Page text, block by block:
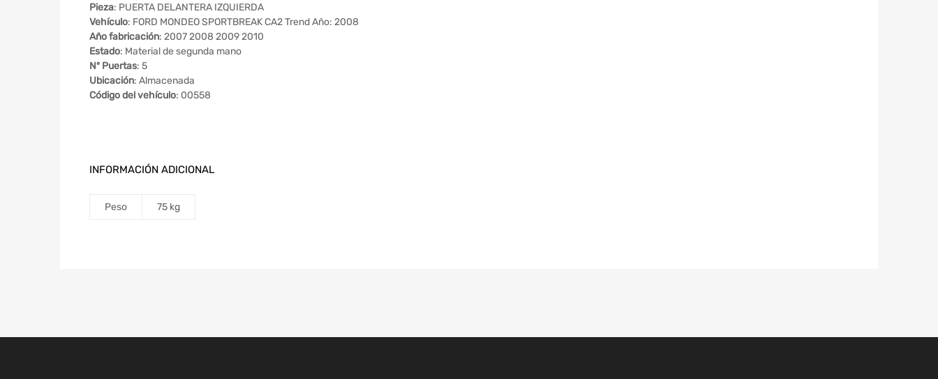
Pieza: PUERTA DELANTERA IZQUIERDA
Vehículo: FORD MONDEO SPORTBREAK CA2 Trend Año: 2008
Año fabricación: 2007 2008 2009 2010
Estado: Material de segunda mano
Nº Puertas: 5
Ubicación: Almacenada
Código del vehículo: 00558
INFORMACIÓN ADICIONAL
Peso 75 kg